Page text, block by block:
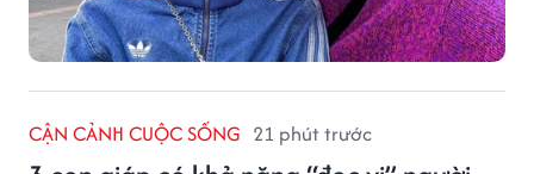
CẬN CẢNH CUỘC SỐNG 21 phút trước